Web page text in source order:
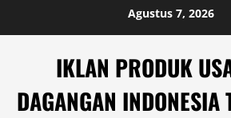
Agustus 7, 2026
IKLAN PRODUK
DAGANGAN INDONESIA